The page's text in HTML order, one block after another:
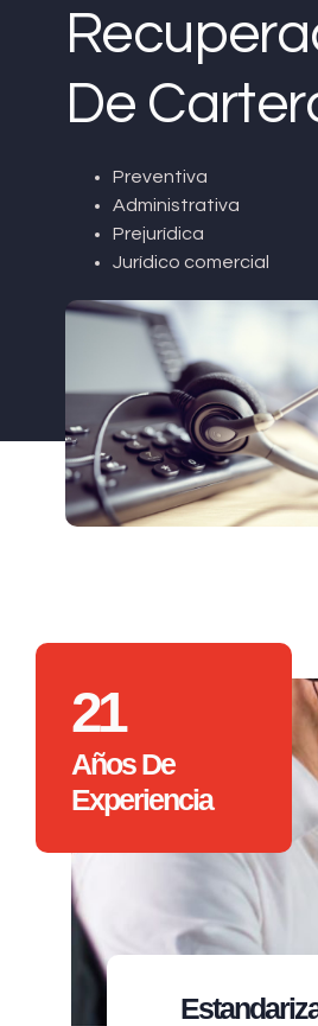
De
Preventiva
Administrativa
Prejurídica
Jurídico comercial
21
Años De
Experiencia